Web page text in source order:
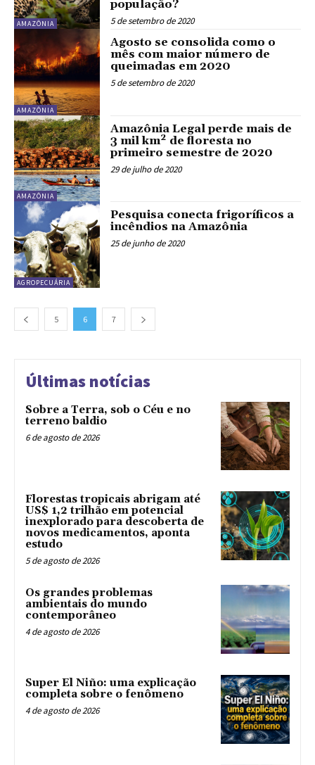
AMAZÔNIA
população?
5 de setembro de 2020
AMAZÔNIA
Agosto se consolida como o
mês com maior número de
queimadas em 2020
5 de setembro de 2020
AMAZÔNIA
Amazônia Legal perde mais de
3 mil km² de floresta no
primeiro semestre de 2020
29 de julho de 2020
AGROPECUÁRIA
Pesquisa conecta frigoríficos a
incêndios na Amazônia
25 de junho de 2020
5 6 7
Últimas notícias
Sobre a Terra, sob o Céu e no
terreno baldio
6 de agosto de 2026
Florestas tropicais abrigam até
US$ 1,2 trilhão em potencial
inexplorado para descoberta de
novos medicamentos, aponta
estudo
5 de agosto de 2026
Os grandes problemas
ambientais do mundo
contemporâneo
4 de agosto de 2026
Super El Niño: uma explicação
completa sobre o fenômeno
4 de agosto de 2026